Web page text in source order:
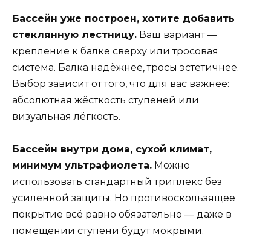
Бассейн уже построен, хотите добавить
стеклянную лестницу. Ваш вариант —
крепление к балке сверху или тросовая
система. Балка надёжнее, тросы эстетичнее.
Выбор зависит от того, что для вас важнее:
абсолютная жёсткость ступеней или
визуальная лёгкость.
Бассейн внутри дома, сухой климат,
минимум ультрафиолета. Можно
использовать стандартный триплекс без
усиленной защиты. Но противоскользящее
покрытие всё равно обязательно — даже в
помещении ступени будут мокрыми.